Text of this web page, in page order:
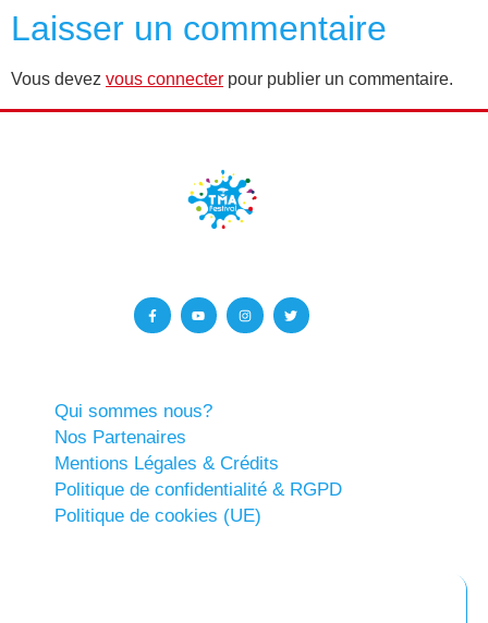
Laisser un commentaire
Vous devez vous connecter pour publier un commentaire.
Qui sommes nous?
Nos Partenaires
Mentions Légales & Crédits
Politique de confidentialité & RGPD
Politique de cookies (UE)